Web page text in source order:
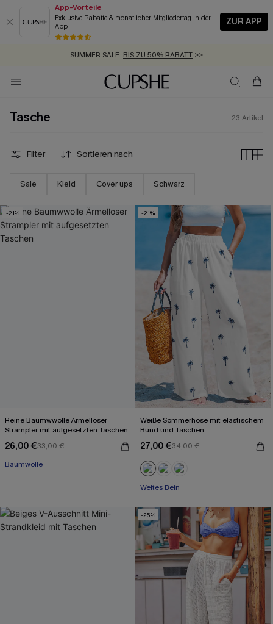
App-Vorteile
Exklusive Rabatte & monatlicher Mitgliedertag in der
App
ZUR APP
GRATIS MASSBAND MIT JEDEM SCHNELLVERSAND-ARTIKEL >>
SUMMER SALE: BIS ZU 50% RABATT >>
ZUM NEWSLETTER:BIS ZU -20% EXTRA ERHALTEN
KOSTENLOSER VERSAND AB 89 €
Tasche 23 Artikel
Filter Sortieren nach
Sale Kleid Cover ups Schwarz
-21%
Reine Baumwwolle Ärmelloser
Strampler mit aufgesetzten Taschen
26,00 €33,00 €
Baumwolle
-21%
Weiße Sommerhose mit elastischem
Bund und Taschen
27,00 €34,00 €
Weites Bein
-25%